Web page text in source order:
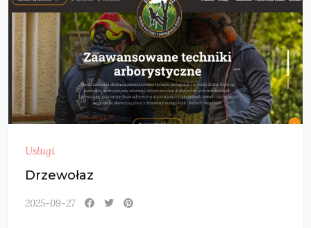
Usługi
Drzewołaz
2025-09-27